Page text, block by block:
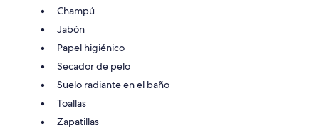
Champú
Jabón
Papel higiénico
Secador de pelo
Suelo radiante en el baño
Toallas
Zapatillas